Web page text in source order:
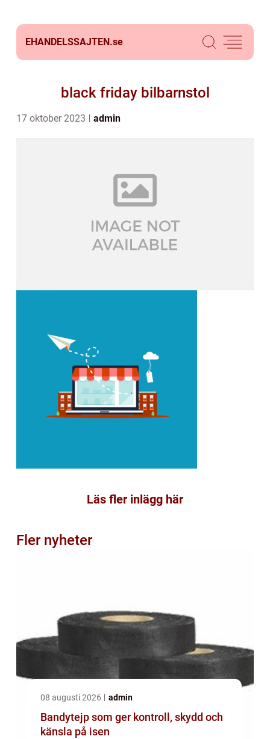
EHANDELSSAJTEN.se
black friday bilbarnstol
17 oktober 2023 admin
Läs fler inlägg här
Fler nyheter
08 augusti 2026 admin
Bandytejp som ger kontroll, skydd och
känsla på isen